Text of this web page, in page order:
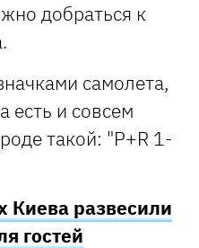
добраться к
самолета,
есть и совсем
такой: "P+R 1-
Киева развесили
гостей